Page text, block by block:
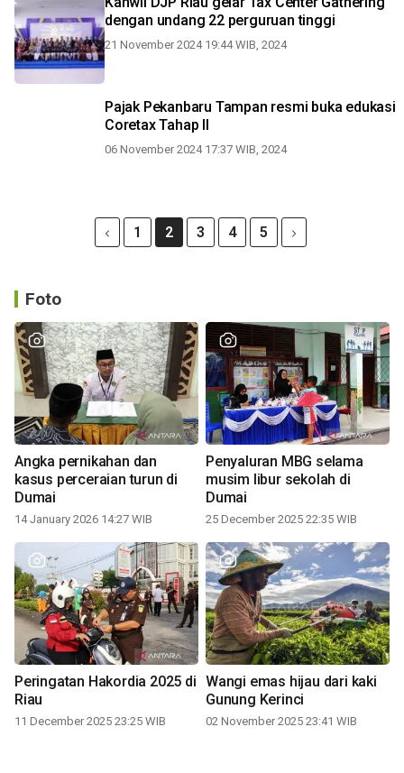
dengan undang 22 perguruan tinggi
21 November 2024 19:44 WIB, 2024
Pajak Pekanbaru Tampan resmi buka edukasi
Coretax Tahap II
06 November 2024 17:37 WIB, 2024
1 2 3 4 5
Foto
Angka pernikahan dan
kasus perceraian turun di
Dumai
14 January 2026 14:27 WIB
Penyaluran MBG selama
musim libur sekolah di
Dumai
25 December 2025 22:35 WIB
Peringatan Hakordia 2025 di
Riau
11 December 2025 23:25 WIB
Wangi emas hijau dari kaki
Gunung Kerinci
02 November 2025 23:41 WIB